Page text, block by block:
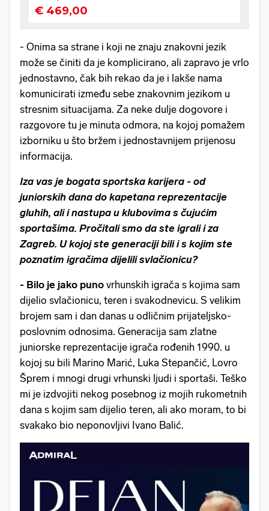
- Onima sa strane i koji ne znaju znakovni jezik
može se činiti da je komplicirano, ali zapravo je vrlo
jednostavno, čak bih rekao da je i lakše nama
komunicirati između sebe znakovnim jezikom u
stresnim situacijama. Za neke dulje dogovore i
razgovore tu je minuta odmora, na kojoj pomažem
izborniku u što bržem i jednostavnijem prijenosu
informacija.
Iza vas je bogata sportska karijera - od
juniorskih dana do kapetana reprezentacije
gluhih, ali i nastupa u klubovima s čujućim
sportašima. Pročitali smo da ste igrali i za
Zagreb. U kojoj ste generaciji bili i s kojim ste
poznatim igračima dijelili svlačionicu?
- Bilo je jako puno vrhunskih igrača s kojima sam
dijelio svlačionicu, teren i svakodnevicu. S velikim
brojem sam i dan danas u odličnim prijateljsko-
poslovnim odnosima. Generacija sam zlatne
juniorske reprezentacije igrača rođenih 1990. u
kojoj su bili Marino Marić, Luka Stepančić, Lovro
Šprem i mnogi drugi vrhunski ljudi i sportaši. Teško
mi je izdvojiti nekog posebnog iz mojih rukometnih
dana s kojim sam dijelio teren, ali ako moram, to bi
svakako bio neponovljivi Ivano Balić.